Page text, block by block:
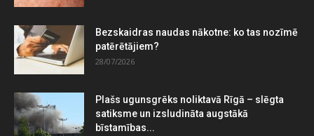
Bezskaidras naudas nākotne: ko tas nozīmē
patērētājiem?
28/07/2026
Plašs ugunsgrēks noliktavā Rīgā – slēgta
satiksme un izsludināta augstākā
bīstamības...